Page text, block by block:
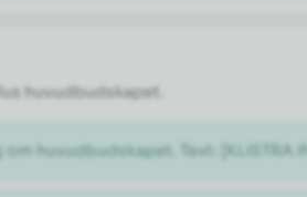
huvudbudskapet.
huvudbudskapet. Text: [KLISTRA